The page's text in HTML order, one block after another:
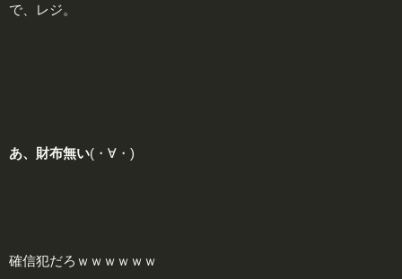
で、レジ。
あ、財布無い(・∀・)
確信犯だろｗｗｗｗｗｗ